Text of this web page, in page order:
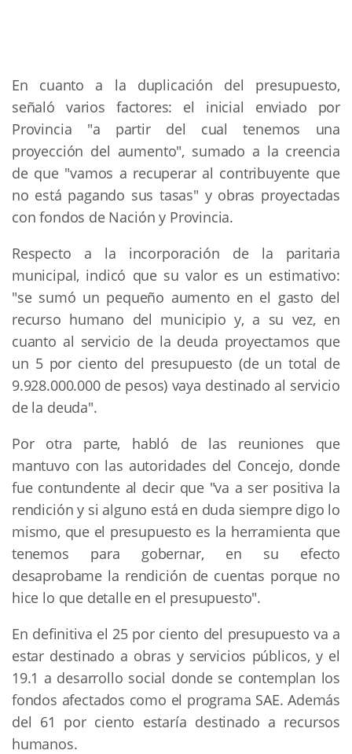
En cuanto a la duplicación del presupuesto,
señaló varios factores: el inicial enviado por
Provincia "a partir del cual tenemos una
proyección del aumento", sumado a la creencia
de que "vamos a recuperar al contribuyente que
no está pagando sus tasas" y obras proyectadas
con fondos de Nación y Provincia.
Respecto a la incorporación de la paritaria
municipal, indicó que su valor es un estimativo:
"se sumó un pequeño aumento en el gasto del
recurso humano del municipio y, a su vez, en
cuanto al servicio de la deuda proyectamos que
un 5 por ciento del presupuesto (de un total de
9.928.000.000 de pesos) vaya destinado al servicio
de la deuda".
Por otra parte, habló de las reuniones que
mantuvo con las autoridades del Concejo, donde
fue contundente al decir que "va a ser positiva la
rendición y si alguno está en duda siempre digo lo
mismo, que el presupuesto es la herramienta que
tenemos para gobernar, en su efecto
desaprobame la rendición de cuentas porque no
hice lo que detalle en el presupuesto".
En definitiva el 25 por ciento del presupuesto va a
estar destinado a obras y servicios públicos, y el
19.1 a desarrollo social donde se contemplan los
fondos afectados como el programa SAE. Además
del 61 por ciento estaría destinado a recursos
humanos.